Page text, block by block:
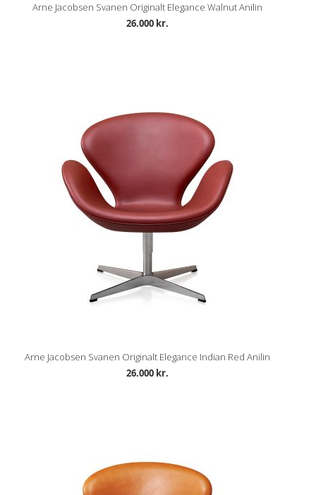
Arne Jacobsen Svanen Originalt Elegance Walnut Anilin
26.000 kr.
Arne Jacobsen Svanen Originalt Elegance Indian Red Anilin
26.000 kr.